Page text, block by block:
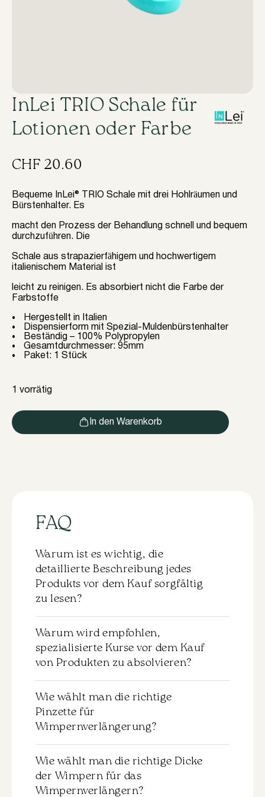
InLei TRIO Schale für
Lotionen oder Farbe
CHF 20.60
Bequeme InLei® TRIO Schale mit drei Hohlräumen und
Bürstenhalter. Es
macht den Prozess der Behandlung schnell und bequem
durchzuführen. Die
Schale aus strapazierfähigem und hochwertigem
italienischem Material ist
leicht zu reinigen. Es absorbiert nicht die Farbe der
Farbstoffe
Hergestellt in Italien
Dispensierform mit Spezial-Muldenbürstenhalter
Beständig – 100% Polypropylen
Gesamtdurchmesser: 95mm
Paket: 1 Stück
1 vorrätig
In den Warenkorb
FAQ
Warum ist es wichtig, die
detaillierte Beschreibung jedes
Produkts vor dem Kauf sorgfältig
zu lesen?
Beschreibung, die vor dem Kauf
sorgfältig durchgelesen werden sollte.
Dies hilft Ihnen, die Eigenschaften und die
Anwendung des ausgewählten Materials
zu verstehen. Wir empfehlen dringend,
sich mit dieser Information vertraut zu
machen, um genau das Produkt
Warum wird empfohlen,
spezialisierte Kurse vor dem Kauf
von Produkten zu absolvieren?
das entsprechende Training zu kaufen.
Für eine effektive und sichere Anwendung
der Materialien ist es wichtig,
grundlegende Kenntnisse und Fähigkeiten
in diesem Bereich zu haben. Wir
empfehlen dringend, spezialisierte Kurse
zu belegen, um die Produkte richtig
Wie wählt man die richtige
Pinzette für
Wimpernverlängerung?
• Wird zur Isolierung der natürlichen
Wimpern verwendet.
• Geeignet für klassische
Wie wählt man die richtige Dicke
der Wimpern für das
Wimpernverlängern?